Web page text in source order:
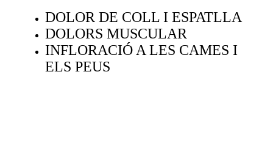
DOLOR DE COLL I ESPATLLA
DOLORS MUSCULAR
INFLORACIÓ A LES CAMES I
ELS PEUS